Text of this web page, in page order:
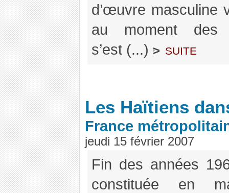
d’œuvre masculine
au moment
s’est (...) > suite
Les Haïtiens
France
jeudi 15 février 2007
Fin des années
constituée en